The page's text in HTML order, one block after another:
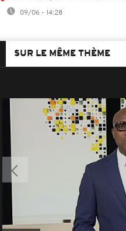
09/06 - 14:28
SUR LE MÊME THÈME